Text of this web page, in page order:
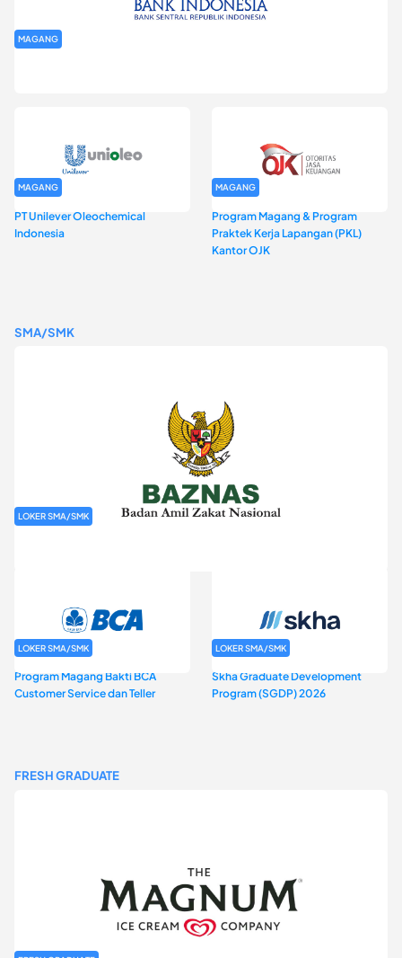
MAGANG
MAGANG
PT Unilever Oleochemical
Indonesia
MAGANG
Program Magang & Program
Praktek Kerja Lapangan (PKL)
Kantor OJK
SMA/SMK
LOKER SMA/SMK
LOKER SMA/SMK
Program Magang Bakti BCA
Customer Service dan Teller
LOKER SMA/SMK
Skha Graduate Development
Program (SGDP) 2026
FRESH GRADUATE